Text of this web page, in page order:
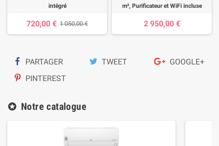
intégré
720,00 € 1 050,00 €
m², Purificateur et WiFi incluse
2 950,00 €
PARTAGER TWEET
GOOGLE+
PINTEREST
stars Notre catalogue